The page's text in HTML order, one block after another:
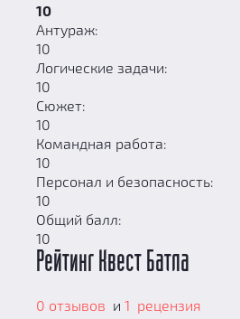
10
Антураж:
10
Логические задачи:
10
Сюжет:
10
Командная работа:
10
Персонал и безопасность:
10
Общий балл:
10
Рейтинг Квест Батла
0 отзывов и 1 рецензия